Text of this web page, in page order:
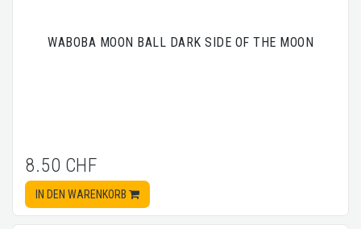
WABOBA MOON BALL DARK SIDE OF THE MOON
8.50 CHF
IN DEN WARENKORB